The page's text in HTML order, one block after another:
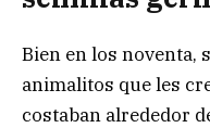
Bien en los noventa,
animalitos que les
costaban alrededor